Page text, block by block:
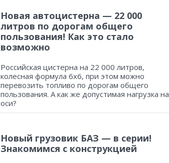
Новая автоцистерна — 22 000
литров по дорогам общего
пользования! Как это стало
возможно
Российская цистерна на 22 000 литров,
колесная формула 6х6, при этом можно
перевозить топливо по дорогам общего
пользования. А как же допустимая нагрузка на
оси?
Новый грузовик БАЗ — в серии!
Знакомимся с конструкцией